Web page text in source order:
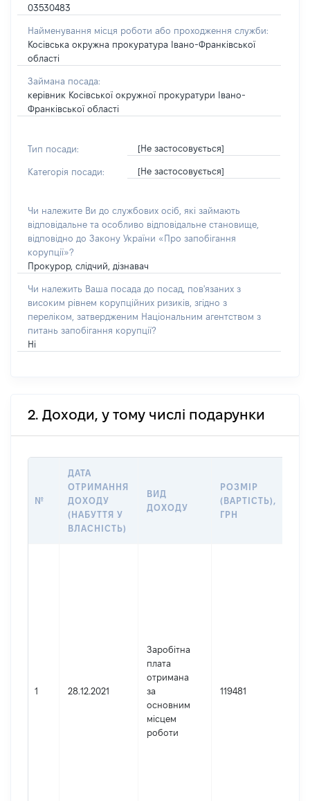
03530483
Найменування місця роботи або проходження служби:
Косівська окружна прокуратура Івано-Франківської
області
Займана посада:
керівник Косівської окружної прокуратури Івано-
Франківської області
Тип посади: [Не застосовується]
Категорія посади: [Не застосовується]
Чи належите Ви до службових осіб, які займають
відповідальне та особливо відповідальне становище,
відповідно до Закону України «Про запобігання
корупції»?
Прокурор, слідчий, дізнавач
Чи належить Ваша посада до посад, пов'язаних з
високим рівнем корупційних ризиків, згідно з
переліком, затвердженим Національним агентством з
питань запобігання корупції?
Ні
2. Доходи, у тому числі подарунки
№
ДАТА
ОТРИМАННЯ
ДОХОДУ
(НАБУТТЯ У
ВЛАСНІСТЬ)
ВИД
ДОХОДУ
РОЗМІР
(ВАРТІСТЬ),
ГРН
1 28.12.2021
Заробітна
плата
отримана
за
основним
місцем
роботи
119481